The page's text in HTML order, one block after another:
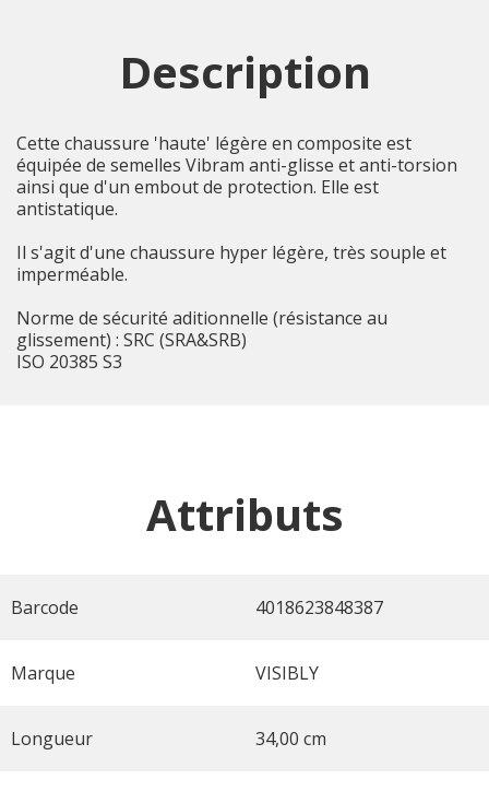
Description
Cette chaussure 'haute' légère en composite est
équipée de semelles Vibram anti-glisse et anti-torsion
ainsi que d'un embout de protection. Elle est
antistatique.
Il s'agit d'une chaussure hyper légère, très souple et
imperméable.
Norme de sécurité aditionnelle (résistance au
glissement) : SRC (SRA&SRB)
ISO 20385 S3
Attributs
Barcode 4018623848387
Marque VISIBLY
Longueur 34,00 cm